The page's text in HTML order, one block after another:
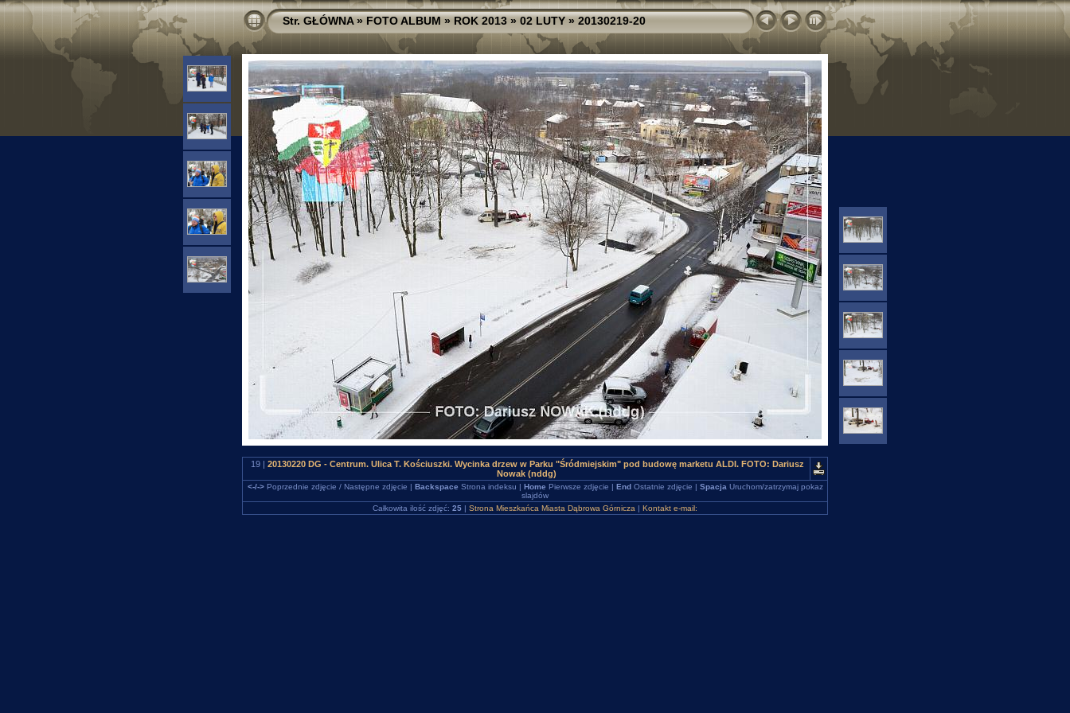
Str. GŁÓWNA»FOTO ALBUM»ROK 2013»02 LUTY»20130219-20
19 | 20130220 DG - Centrum. Ulica T. Kościuszki. Wycinka drzew w Parku "Śródmiejskim" pod budowę marketu ALDI. FOTO: Dariusz
Nowak (nddg)
<-/->Poprzednie zdjęcie / Następne zdjęcie | Backspace Strona indeksu | Home Pierwsze zdjęcie | EndOstatnie zdjęcie | Spacja Uruchom/zatrzymaj pokaz
slajdów
Całkowita ilość zdjęć: 25 | Strona Mieszkańca Miasta Dąbrowa Górnicza | Kontakt e-mail: